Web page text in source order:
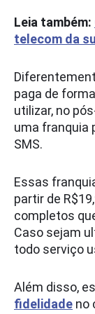
Leia também:
telecom da
paga de
utilizar, no
uma franquia
SMS.
Essas
partir de
completos
Caso sejam
todo serviço
Além disso,
fidelidade no